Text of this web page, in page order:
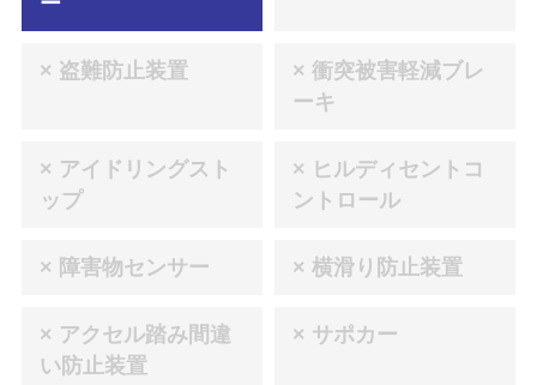
× 盗難防止装置
× 衝突被害軽減ブレ
ーキ
× アイドリングスト
ップ
× ヒルディセントコ
ントロール
× 障害物センサー × 横滑り防止装置
× アクセル踏み間違
い防止装置
× サポカー